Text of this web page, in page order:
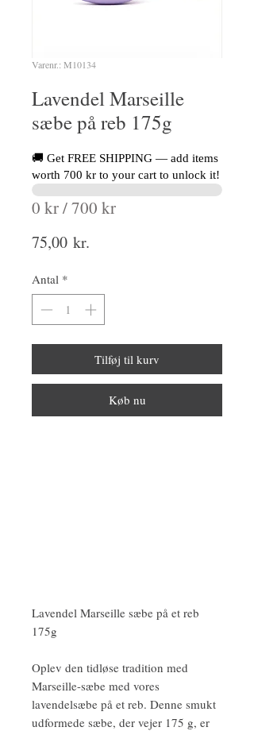
Varenr.: M10134
Lavendel Marseille
sæbe på reb 175g
🚚 Get FREE SHIPPING — add items
worth 700 kr to your cart to unlock it!
0 kr / 700 kr
75,00 kr.
Antal *
Tilføj til kurv
Køb nu
Lavendel Marseille sæbe på et reb
175g
Oplev den tidløse tradition med
Marseille-sæbe med vores
lavendelsæbe på et reb. Denne smukt
udformede sæbe, der vejer 175 g, er